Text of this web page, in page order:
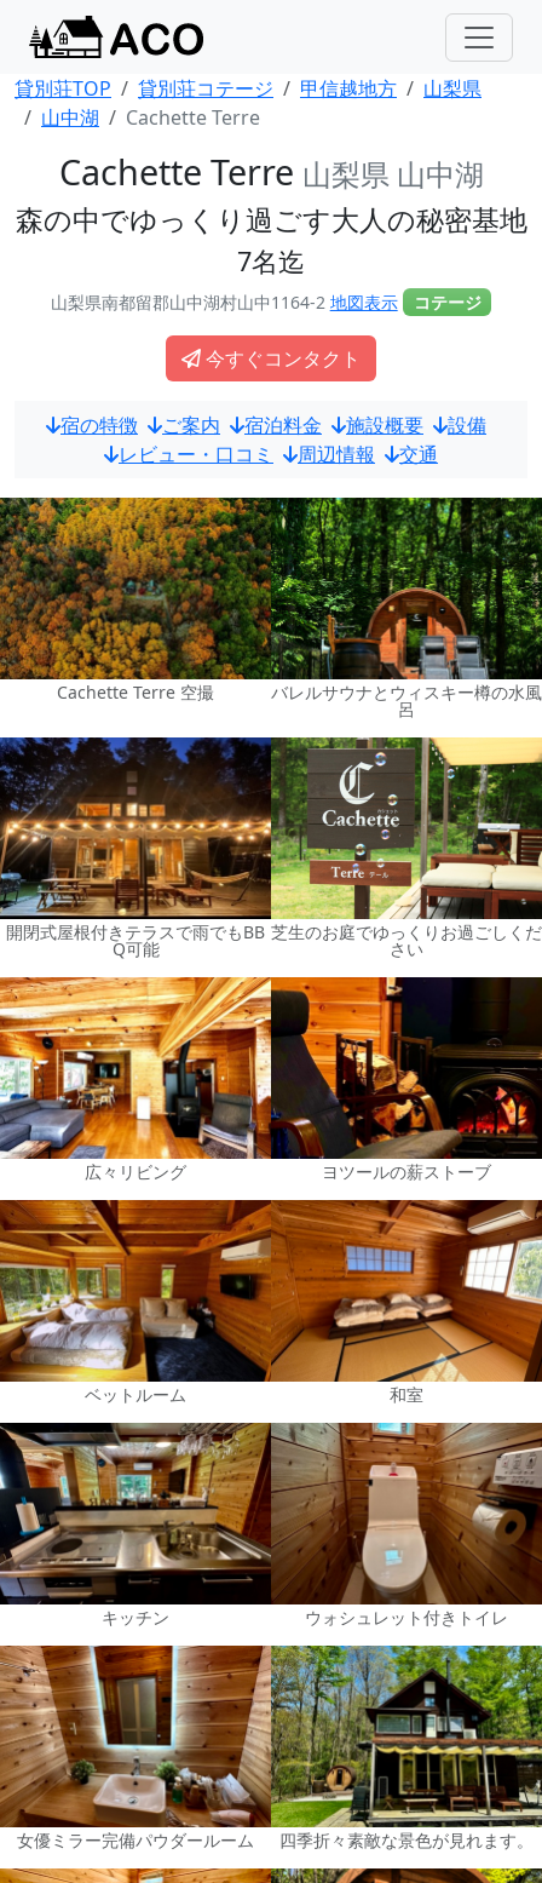
貸別荘TOP 貸別荘コテージ 甲信越地方
山梨県
山中湖
Cachette Terre
Cachette Terre 山梨県 山中湖
森の中でゆっくり過ごす大人の秘密基地
7名迄
山梨県南都留郡山中湖村山中1164-2 地図表示 コテージ
今すぐコンタクト
宿の特徴 ご案内 宿泊料金 施設概要
設備
レビュー・口コミ
周辺情報 交通
Cachette Terre 空撮 バレルサウナとウィスキー樽の水風
呂
開閉式屋根付きテラスで雨でもBB
Q可能
芝生のお庭でゆっくりお過ごしくだ
さい
広々リビング ヨツールの薪ストーブ
ベットルーム 和室
キッチン ウォシュレット付きトイレ
女優ミラー完備パウダールーム 四季折々素敵な景色が見れます。